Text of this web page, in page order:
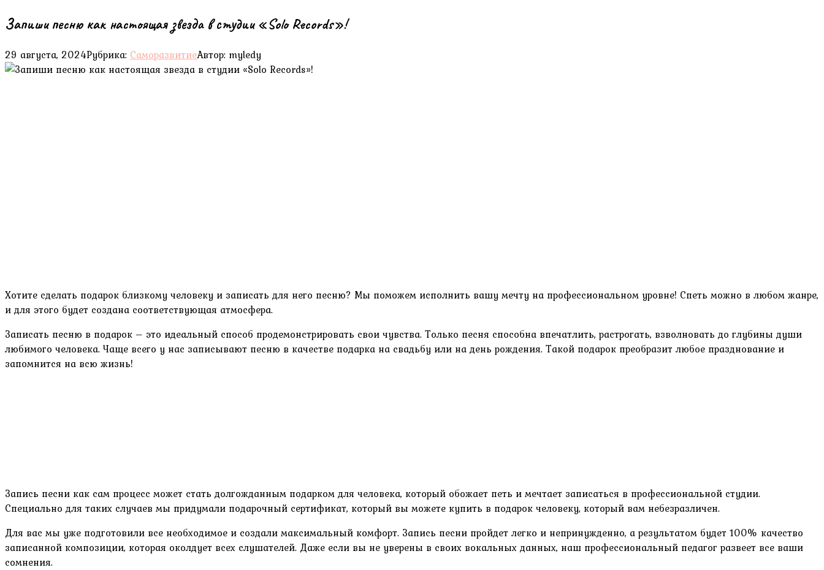
Запиши песню как настоящая звезда в студии «Solo Records»!
29 августа, 2024Рубрика: СаморазвитиеАвтор: myledy
Хотите сделать подарок близкому человеку и записать для него песню? Мы поможем исполнить вашу мечту на профессиональном уровне! Спеть можно в любом жанре,
и для этого будет создана соответствующая атмосфера.
Записать песню в подарок – это идеальный способ продемонстрировать свои чувства. Только песня способна впечатлить, растрогать, взволновать до глубины души
любимого человека. Чаще всего у нас записывают песню в качестве подарка на свадьбу или на день рождения. Такой подарок преобразит любое празднование и
запомнится на всю жизнь!
Запись песни как сам процесс может стать долгожданным подарком для человека, который обожает петь и мечтает записаться в профессиональной студии.
Специально для таких случаев мы придумали подарочный сертификат, который вы можете купить в подарок человеку, который вам небезразличен.
Для вас мы уже подготовили все необходимое и создали максимальный комфорт. Запись песни пройдет легко и непринужденно, а результатом будет 100% качество
записанной композиции, которая околдует всех слушателей. Даже если вы не уверены в своих вокальных данных, наш профессиональный педагог развеет все ваши
сомнения.